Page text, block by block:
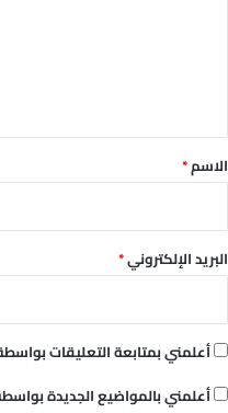
*الاسم*
البريد الإلكتروني*
أعلمني بمتابعة التعليقات بواسطة
أعلمني بالمواضيع الجديدة